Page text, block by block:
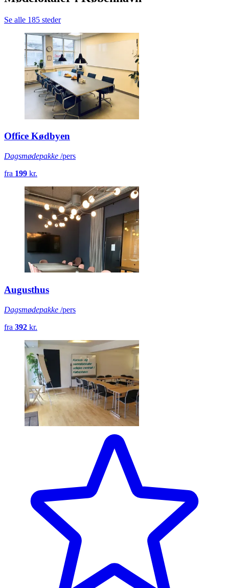
Se alle 185 steder
Office Kødbyen
Dagsmødepakke /pers
fra 199 kr.
Augusthus
Dagsmødepakke /pers
fra 392 kr.